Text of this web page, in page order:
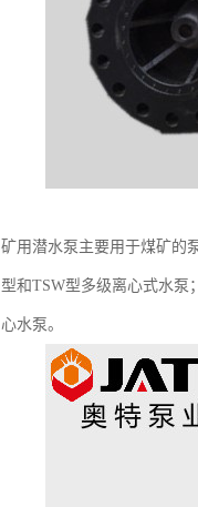
矿用潜水泵主要用于煤矿的
型和TSW型多级离心式水泵
心水泵。